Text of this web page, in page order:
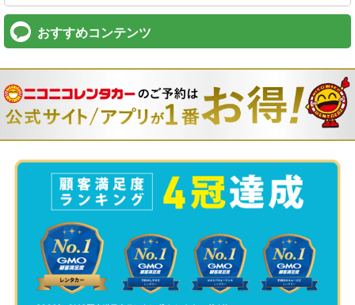
おすすめコンテンツ